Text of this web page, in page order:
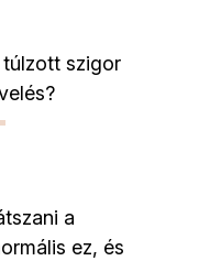
túlzott szigor
a
ez, és